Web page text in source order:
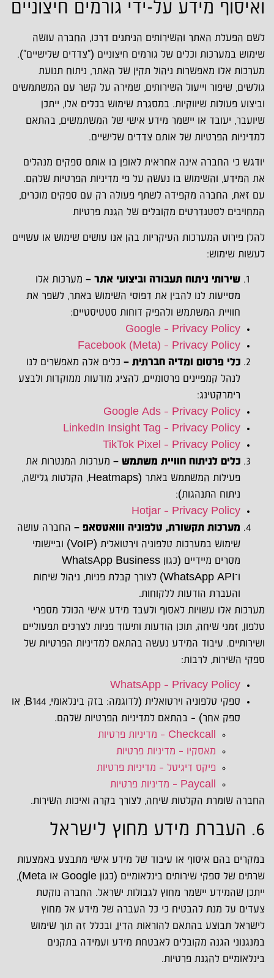
ואיסוף מידע על-ידי גורמים חיצוניים
לשם הפעלת האתר והשירותים הניתנים דרכו, החברה עושה
שימוש במערכות וכלים של גורמים חיצוניים ("צדדים שלישיים").
מערכות אלו מאפשרות ניהול תקין של האתר, ניתוח תנועת
גולשים, שיפור וייעול השירותים, שמירה על קשר עם המשתמשים
וביצוע פעולות שיווקיות. במסגרת שימוש בכלים אלו, ייתכן
שיועבר, יעובד או יישמר מידע אישי של המשתמשים, בהתאם
למדיניות הפרטיות של אותם צדדים שלישיים.
יודגש כי החברה אינה אחראית לאופן בו אותם ספקים מנהלים
את המידע, והשימוש בו נעשה על פי מדיניות הפרטיות שלהם.
עם זאת, החברה מקפידה לשתף פעולה רק עם ספקים מוכרים,
המחויבים לסטנדרטים מקובלים של הגנת פרטיות
להלן פירוט המערכות העיקריות בהן אנו עושים שימוש או עשויים
לעשות שימוש:
שירותי ניתוח תעבורה וביצועי אתר – מערכות אלו
מסייעות לנו להבין את דפוסי השימוש באתר, לשפר את
חוויית המשתמש ולהפיק דוחות סטטיסטיים:
Google – Privacy Policy
Facebook (Meta) – Privacy Policy
כלי פרסום ומדיה חברתית – כלים אלה מאפשרים לנו
לנהל קמפיינים פרסומיים, להציג מודעות ממוקדות ולבצע
רימרקטינג:
Google Ads – Privacy Policy
LinkedIn Insight Tag – Privacy Policy
TikTok Pixel – Privacy Policy
כלים לניתוח חוויית משתמש – מערכות המנטרות את
פעילות המשתמש באתר (Heatmaps, הקלטות גלישה,
ניתוח התנהגות):
Hotjar – Privacy Policy
מערכות תקשורת, טלפוניה ווואטסאפ – החברה עושה
שימוש במערכות טלפוניה וירטואלית (VoIP) וביישומי
מסרים מיידיים (כגון WhatsApp Business
ו־WhatsApp API) לצורך קבלת פניות, ניהול שיחות
והעברת הודעות ללקוחות.
מערכות אלו עשויות לאסוף ולעבד מידע אישי הכולל מספרי
טלפון, זמני שיחה, תוכן הודעות ותיעוד פניות לצרכים תפעוליים
ושירותיים. עיבוד המידע נעשה בהתאם למדיניות הפרטיות של
ספקי השירות, לרבות:
WhatsApp – Privacy Policy
ספקי טלפוניה וירטואלית (לדוגמה: בזק בינלאומי, B144, או
ספק אחר) – בהתאם למדיניות הפרטיות שלהם.
Checkcall – מדיניות פרטיות
מאסקיו – מדיניות פרטיות
פיקס דיגיטל – מדיניות פרטיות
Paycall – מדיניות פרטיות
החברה שומרת הקלטות שיחה, לצורך בקרה ואיכות השירות.
6. העברת מידע מחוץ לישראל
במקרים בהם איסוף או עיבוד של מידע אישי מתבצע באמצעות
שרתים של ספקי שירותים בינלאומיים (כגון Google או Meta),
ייתכן שהמידע יישמר מחוץ לגבולות ישראל. החברה נוקטת
צעדים על מנת להבטיח כי כל העברה של מידע אל מחוץ
לישראל תבוצע בהתאם להוראות הדין, ובכלל זה תוך שימוש
במנגנוני הגנה מקובלים לאבטחת מידע ועמידה בתקנים
בינלאומיים להגנת פרטיות.